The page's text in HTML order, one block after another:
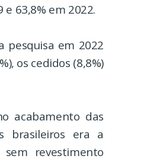
63,8% em 2022.
pesquisa em 2022
os cedidos (8,8%)
acabamento das
brasileiros era a
revestimento